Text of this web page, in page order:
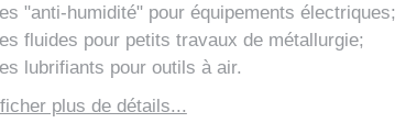
"anti-humidité" pour équipements électriques;
fluides pour petits travaux de métallurgie;
lubrifiants pour outils à air.
plus de détails...